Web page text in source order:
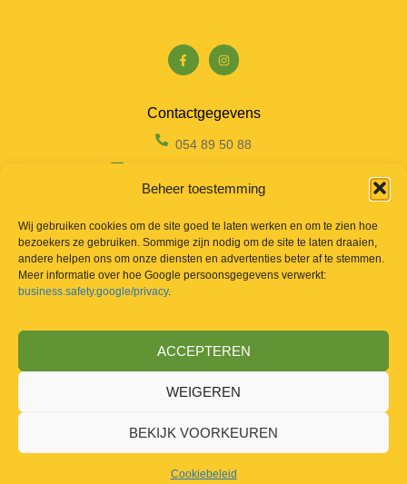
Beheer toestemming
Wij gebruiken cookies om de site goed te laten werken en om te zien hoe
bezoekers ze gebruiken. Sommige zijn nodig om de site te laten draaien,
andere helpen ons om onze diensten en advertenties beter af te stemmen.
Meer informatie over hoe Google persoonsgegevens verwerkt:
business.safety.google/privacy.
ACCEPTEREN
WEIGEREN
BEKIJK VOORKEUREN
Cookiebeleid
Contactgegevens
054 89 50 88
Landries 143, 9420 Aaigem
Diensten
Afsluitingen
Tuinonderhoud
Copyright © Geeroms Tuinen & Afsluitingen